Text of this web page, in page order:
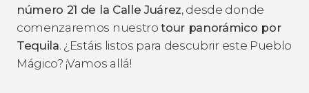
número 21 de la Calle Juárez, desde donde
comenzaremos nuestrotour panorámico por
Tequila. ¿Estáis listos para descubrir este Pueblo
Mágico? ¡Vamos allá!